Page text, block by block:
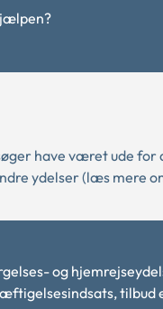
have været ude
ydelser (læs mere
og
tilbud